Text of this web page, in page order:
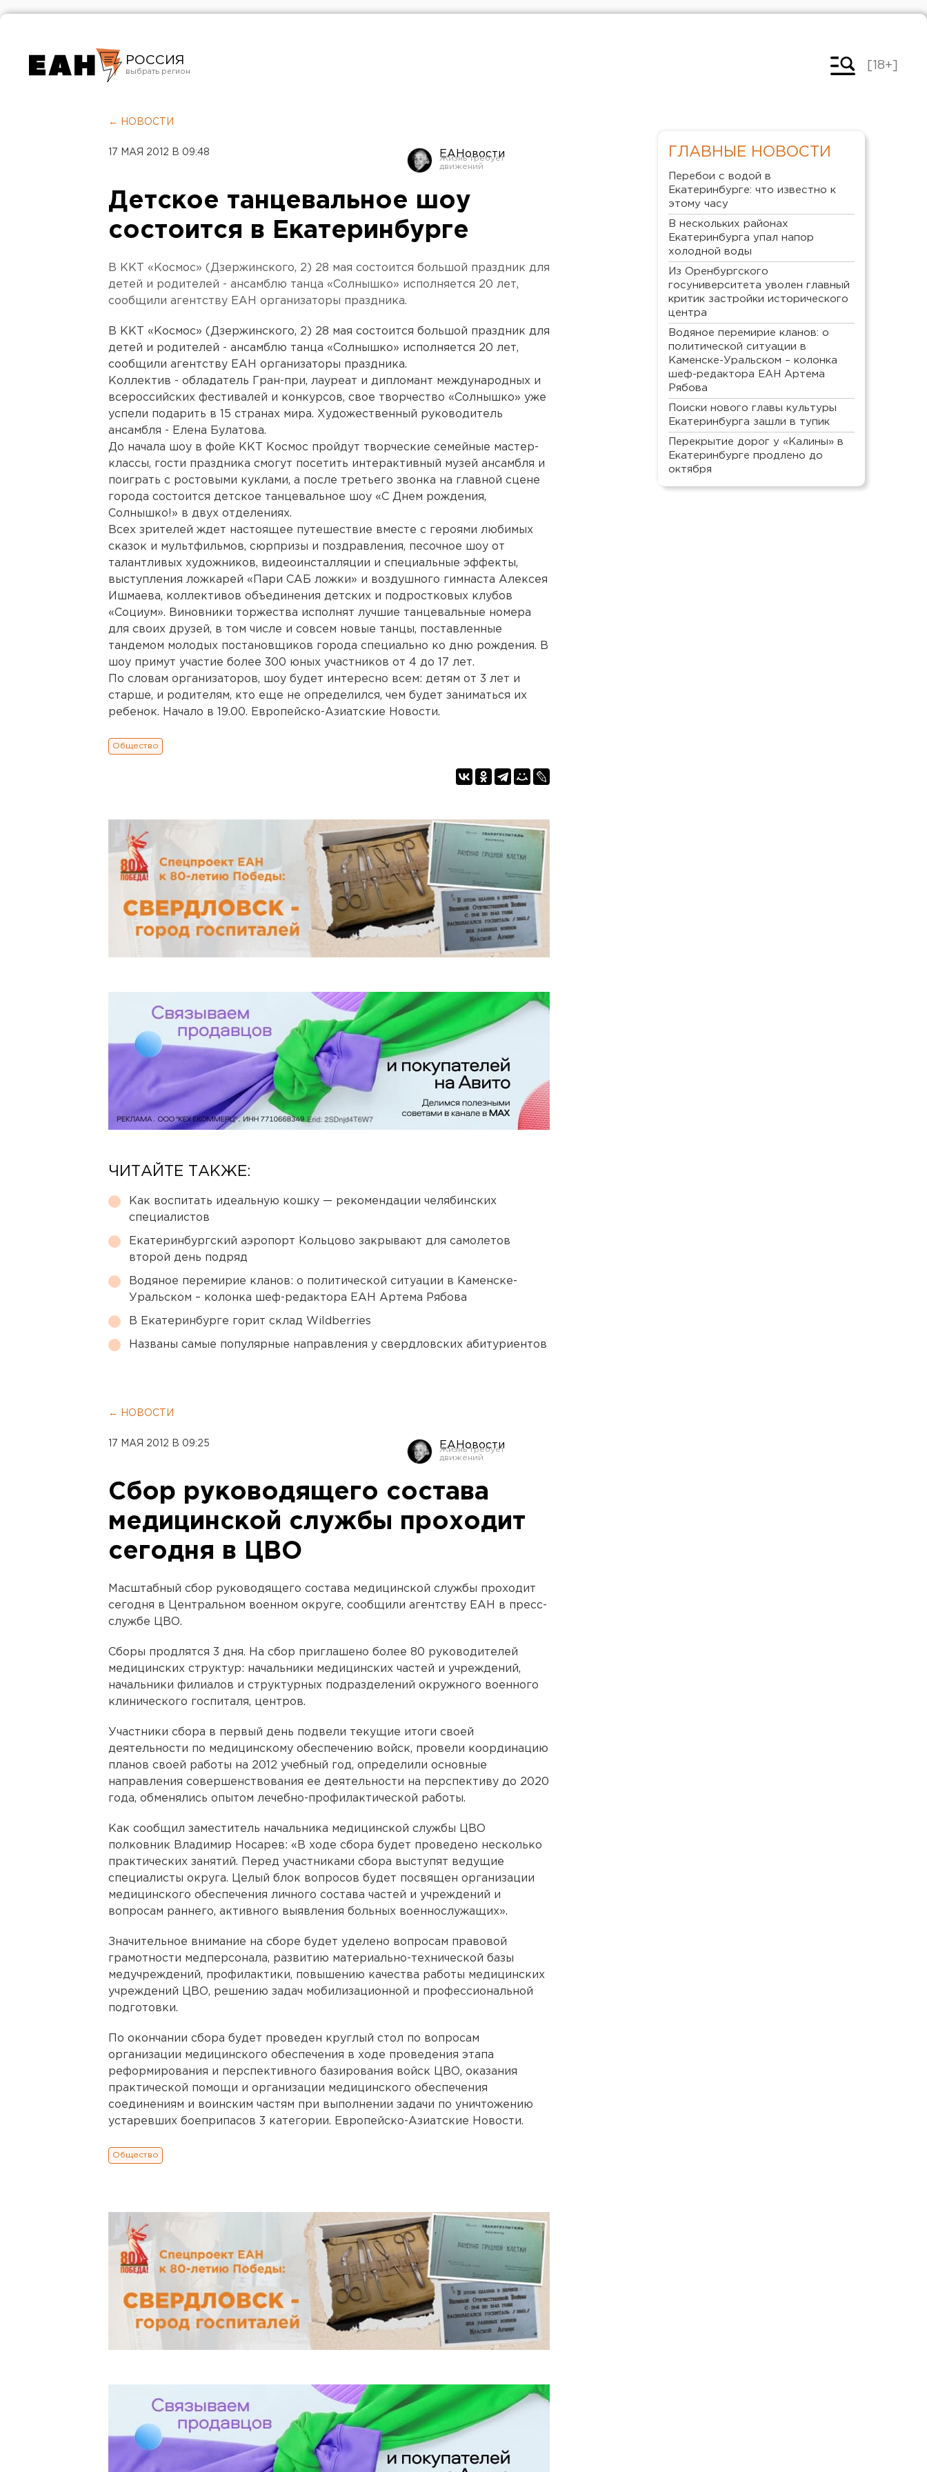
РОССИЯ
Челябинск
[18+]
← НОВОСТИ
17 МАЯ 2012 В 09:48 ЕАНовости
Детское танцевальное шоу
состоится в Екатеринбурге
В ККТ «Космос» (Дзержинского, 2) 28 мая состоится большой праздник для
детей и родителей - ансамблю танца «Солнышко» исполняется 20 лет,
сообщили агентству ЕАН организаторы праздника.
В ККТ «Космос» (Дзержинского, 2) 28 мая состоится большой праздник для
детей и родителей - ансамблю танца «Солнышко» исполняется 20 лет,
сообщили агентству ЕАН организаторы праздника.
Коллектив - обладатель Гран-при, лауреат и дипломант международных и
всероссийских фестивалей и конкурсов, свое творчество «Солнышко» уже
успели подарить в 15 странах мира. Художественный руководитель
ансамбля - Елена Булатова.
До начала шоу в фойе ККТ Космос пройдут творческие семейные мастер-
классы, гости праздника смогут посетить интерактивный музей ансамбля и
поиграть с ростовыми куклами, а после третьего звонка на главной сцене
города состоится детское танцевальное шоу «С Днем рождения,
Солнышко!» в двух отделениях.
Всех зрителей ждет настоящее путешествие вместе с героями любимых
сказок и мультфильмов, сюрпризы и поздравления, песочное шоу от
талантливых художников, видеоинсталляции и специальные эффекты,
выступления ложкарей «Пари САБ ложки» и воздушного гимнаста Алексея
Ишмаева, коллективов объединения детских и подростковых клубов
«Социум». Виновники торжества исполнят лучшие танцевальные номера
для своих друзей, в том числе и совсем новые танцы, поставленные
тандемом молодых постановщиков города специально ко дню рождения. В
шоу примут участие более 300 юных участников от 4 до 17 лет.
По словам организаторов, шоу будет интересно всем: детям от 3 лет и
старше, и родителям, кто еще не определился, чем будет заниматься их
ребенок. Начало в 19.00. Европейско-Азиатские Новости.
Общество
ЧИТАЙТЕ ТАКЖЕ:
Как воспитать идеальную кошку — рекомендации челябинских
специалистов
Екатеринбургский аэропорт Кольцово закрывают для самолетов
второй день подряд
Водяное перемирие кланов: о политической ситуации в Каменске-
Уральском – колонка шеф-редактора ЕАН Артема Рябова
В Екатеринбурге горит склад Wildberries
Названы самые популярные направления у свердловских абитуриентов
← НОВОСТИ
17 МАЯ 2012 В 09:25 ЕАНовости
Сбор руководящего состава
медицинской службы проходит
сегодня в ЦВО
Масштабный сбор руководящего состава медицинской службы проходит
сегодня в Центральном военном округе, сообщили агентству ЕАН в пресс-
службе ЦВО.
Сборы продлятся 3 дня. На сбор приглашено более 80 руководителей
медицинских структур: начальники медицинских частей и учреждений,
начальники филиалов и структурных подразделений окружного военного
клинического госпиталя, центров.
Участники сбора в первый день подвели текущие итоги своей
деятельности по медицинскому обеспечению войск, провели координацию
планов своей работы на 2012 учебный год, определили основные
направления совершенствования ее деятельности на перспективу до 2020
года, обменялись опытом лечебно-профилактической работы.
Как сообщил заместитель начальника медицинской службы ЦВО
полковник Владимир Носарев: «В ходе сбора будет проведено несколько
практических занятий. Перед участниками сбора выступят ведущие
специалисты округа. Целый блок вопросов будет посвящен организации
медицинского обеспечения личного состава частей и учреждений и
вопросам раннего, активного выявления больных военнослужащих».
Значительное внимание на сборе будет уделено вопросам правовой
грамотности медперсонала, развитию материально-технической базы
медучреждений, профилактики, повышению качества работы медицинских
учреждений ЦВО, решению задач мобилизационной и профессиональной
подготовки.
По окончании сбора будет проведен круглый стол по вопросам
организации медицинского обеспечения в ходе проведения этапа
реформирования и перспективного базирования войск ЦВО, оказания
практической помощи и организации медицинского обеспечения
соединениям и воинским частям при выполнении задачи по уничтожению
устаревших боеприпасов 3 категории. Европейско-Азиатские Новости.
Общество
ГЛАВНЫЕ НОВОСТИ
Перебои с водой в
Екатеринбурге: что известно к
этому часу
В нескольких районах
Екатеринбурга упал напор
холодной воды
Из Оренбургского
госуниверситета уволен главный
критик застройки исторического
центра
Водяное перемирие кланов: о
политической ситуации в
Каменске-Уральском – колонка
шеф-редактора ЕАН Артема
Рябова
Поиски нового главы культуры
Екатеринбурга зашли в тупик
Перекрытие дорог у «Калины» в
Екатеринбурге продлено до
октября